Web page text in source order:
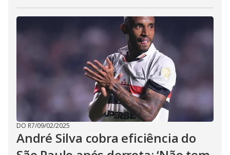
DO R7/09/02/2025
André Silva cobra eficiência do